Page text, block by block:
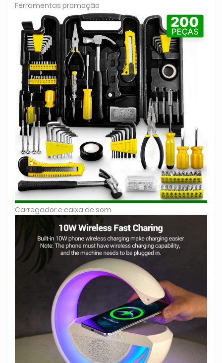
Ferramentas promoção
Carregador e caixa de som